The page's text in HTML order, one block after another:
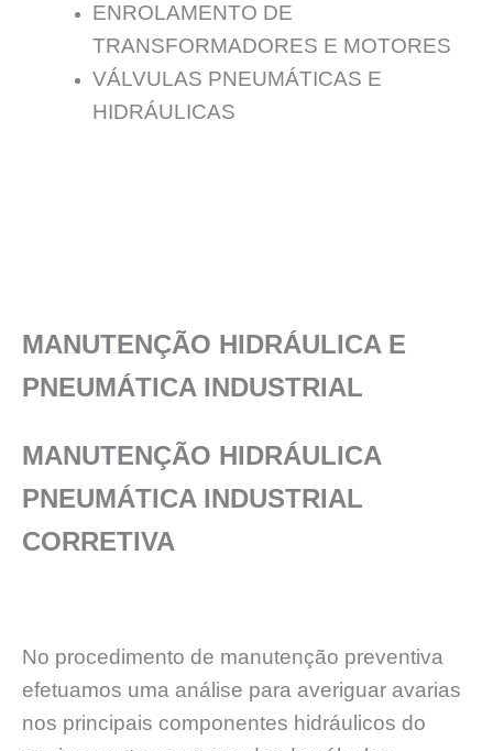
ENROLAMENTO DE
TRANSFORMADORES E MOTORES
VÁLVULAS PNEUMÁTICAS E
HIDRÁULICAS
MANUTENÇÃO HIDRÁULICA E
PNEUMÁTICA INDUSTRIAL
MANUTENÇÃO HIDRÁULICA
PNEUMÁTICA INDUSTRIAL
CORRETIVA
No procedimento de manutenção preventiva
efetuamos uma análise para averiguar avarias
nos principais componentes hidráulicos do